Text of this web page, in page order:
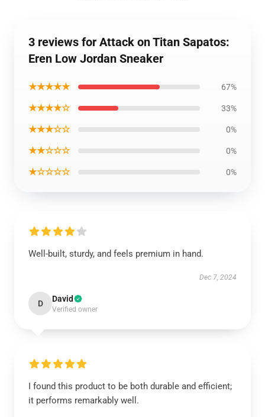
3 reviews for Attack on Titan Sapatos:
Eren Low Jordan Sneaker
★★★★★ 67%
★★★★☆ 33%
★★★☆☆ 0%
★★☆☆☆ 0%
★☆☆☆☆ 0%
Well-built, sturdy, and feels premium in hand.
Dec 7, 2024
D David
Verified owner
I found this product to be both durable and efficient;
it performs remarkably well.